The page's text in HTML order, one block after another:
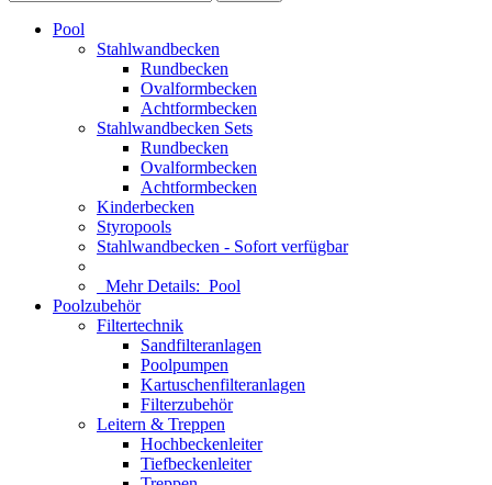
Pool
Stahlwandbecken
Rundbecken
Ovalformbecken
Achtformbecken
Stahlwandbecken Sets
Rundbecken
Ovalformbecken
Achtformbecken
Kinderbecken
Styropools
Stahlwandbecken - Sofort verfügbar
Mehr Details: Pool
Poolzubehör
Filtertechnik
Sandfilteranlagen
Poolpumpen
Kartuschenfilteranlagen
Filterzubehör
Leitern & Treppen
Hochbeckenleiter
Tiefbeckenleiter